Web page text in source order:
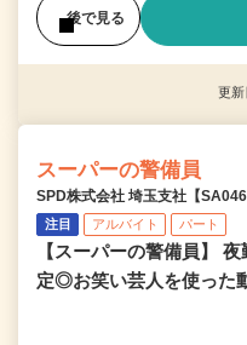
後で見る
更
スーパーの警備員
SPD株式会社 埼玉支社【SA046
注目 アルバイト パート
【スーパーの警備員】
定◎お笑い芸人を使った